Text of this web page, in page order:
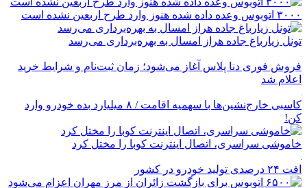
۳۰۰۰ اتوبوس وعده داده شده هنوز وارد طرح اربعین نشده است
تونل زیارباغ جاده هراز امسال به بهره‌برداری می‌رسد
فروش فوری دنا پلاس آغاز می‌شود؛ زمان ثبت‌نام و شرایط خرید
اعلام شد
کاسبی خارج‌نشین‌ها با سهمیه اقامت / ۸ میلیارد بده خودرو وارد
کن!
خاموشی سراسری، اتصال اینترنت کوبا را مختل کرد
افت ۲۴ درصدی تولید خودرو در کشور